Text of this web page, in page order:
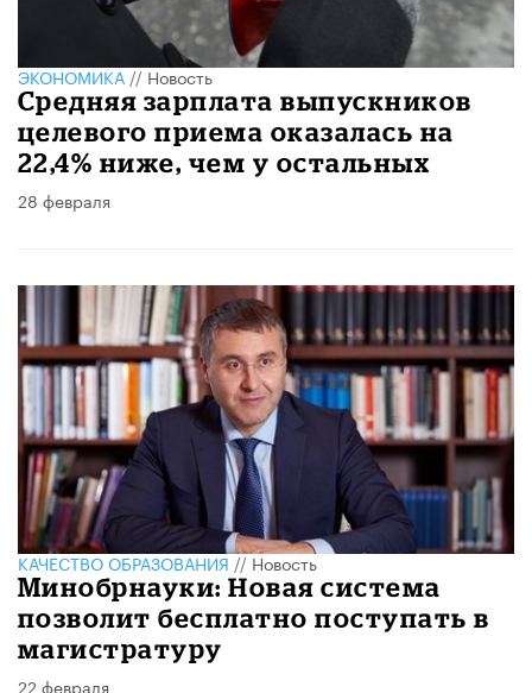
ЭКОНОМИКА//Новость
Средняя зарплата выпускников
целевого приема оказалась на
22,4% ниже, чем у остальных
28 февраля
КАЧЕСТВО ОБРАЗОВАНИЯ//Новость
Минобрнауки: Новая система
позволит бесплатно поступать в
магистратуру
22 февраля